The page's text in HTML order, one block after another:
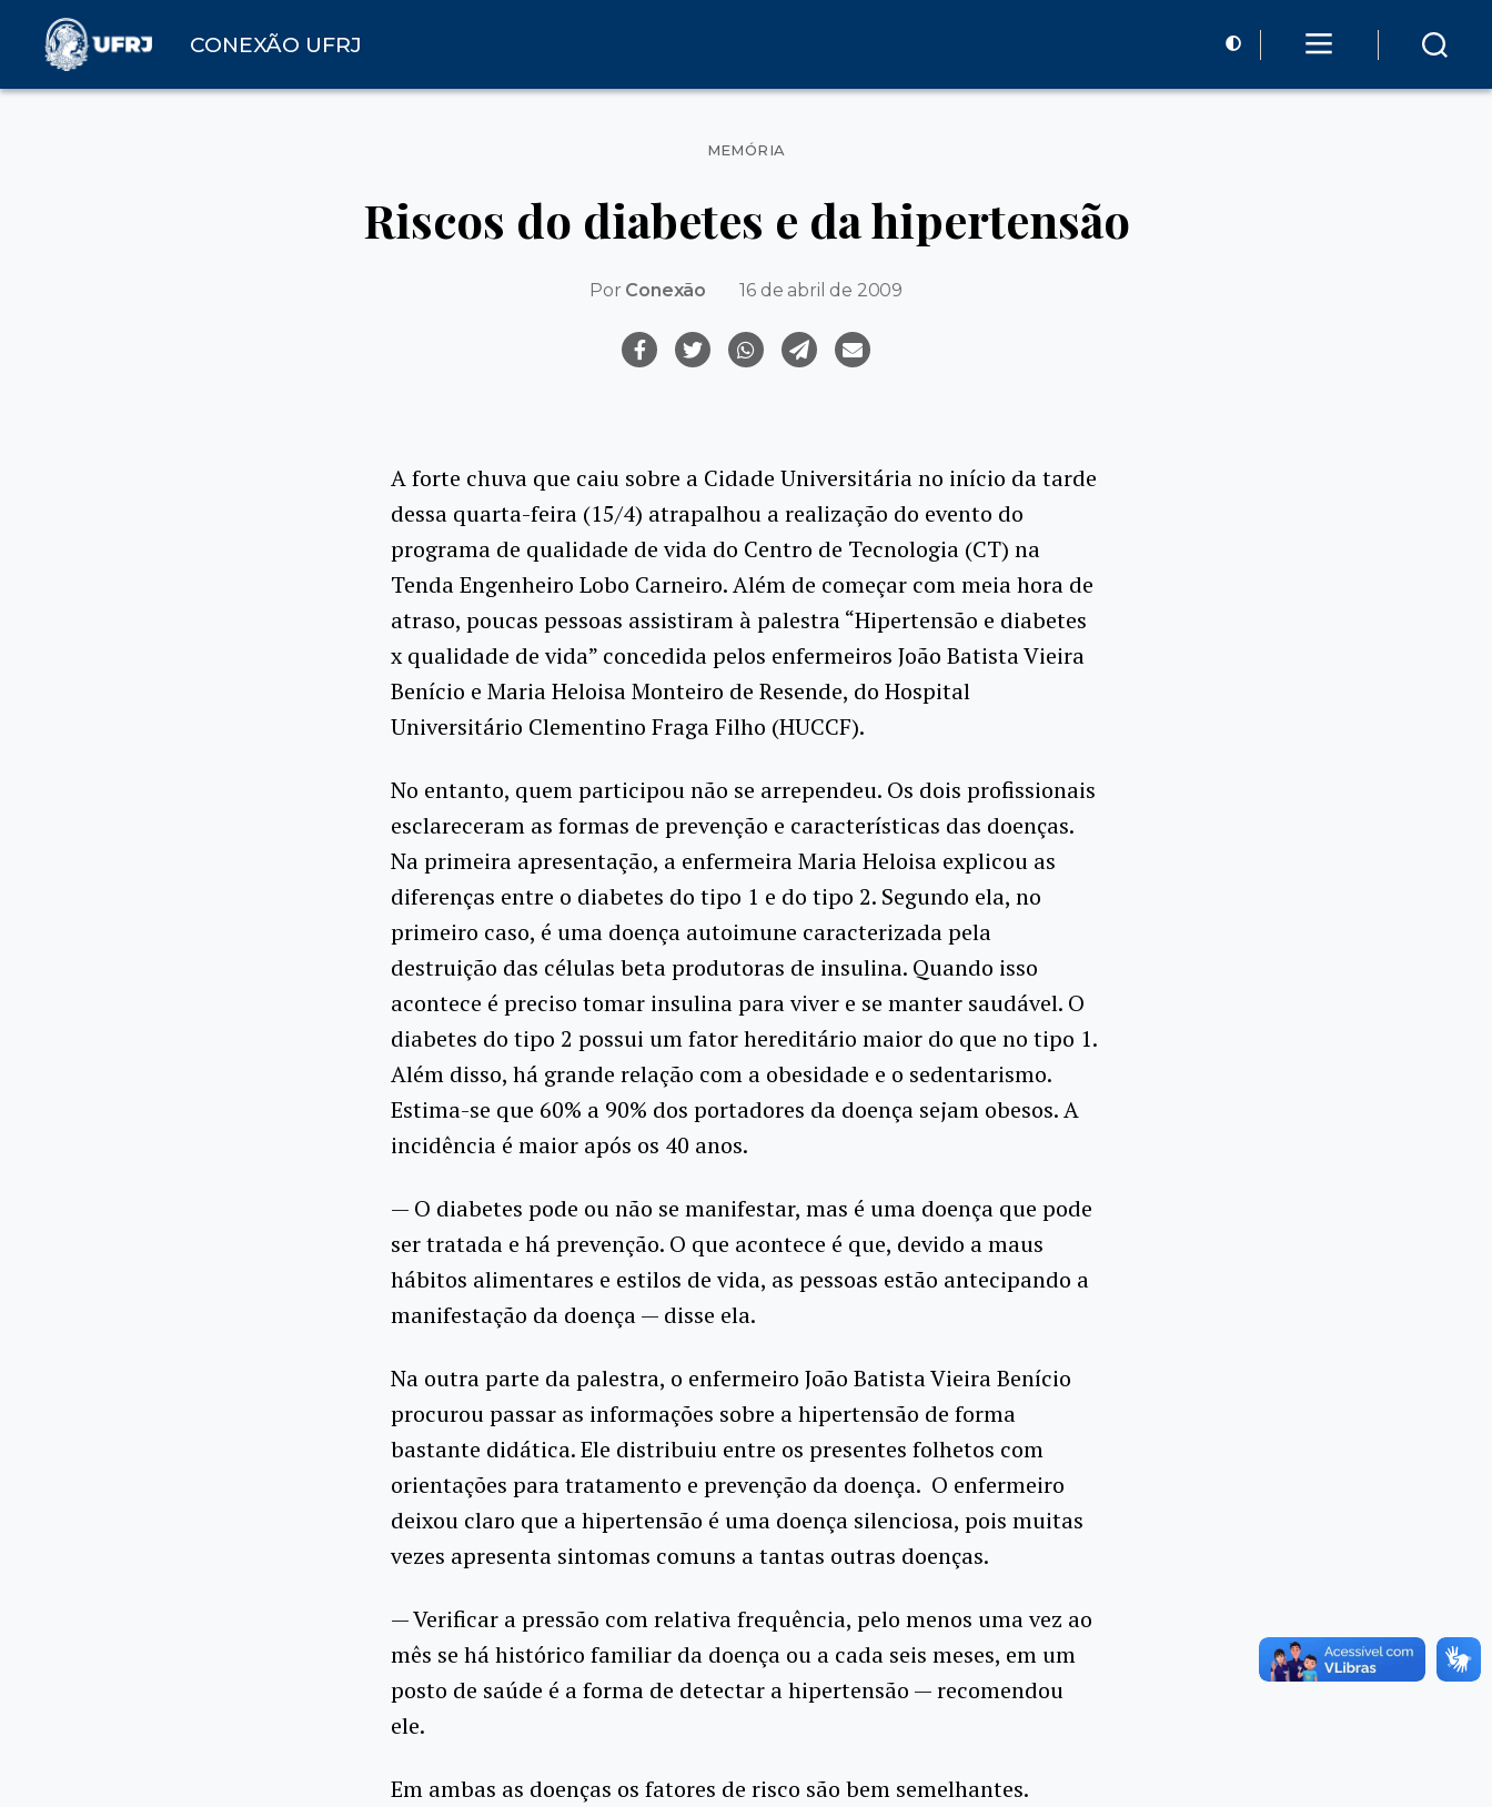
CONEXÃO UFRJ
Categorias
MEMÓRIA
Riscos do diabetes e da hipertensão
Por Conexão 16 de abril de 2009
A forte chuva que caiu sobre a Cidade Universitária no início da tarde
dessa quarta-feira (15/4) atrapalhou a realização do evento do
programa de qualidade de vida do Centro de Tecnologia (CT) na
Tenda Engenheiro Lobo Carneiro. Além de começar com meia hora de
atraso, poucas pessoas assistiram à palestra “Hipertensão e diabetes
x qualidade de vida” concedida pelos enfermeiros João Batista Vieira
Benício e Maria Heloisa Monteiro de Resende, do Hospital
Universitário Clementino Fraga Filho (HUCCF).
No entanto, quem participou não se arrependeu. Os dois profissionais
esclareceram as formas de prevenção e características das doenças.
Na primeira apresentação, a enfermeira Maria Heloisa explicou as
diferenças entre o diabetes do tipo 1 e do tipo 2. Segundo ela, no
primeiro caso, é uma doença autoimune caracterizada pela
destruição das células beta produtoras de insulina. Quando isso
acontece é preciso tomar insulina para viver e se manter saudável. O
diabetes do tipo 2 possui um fator hereditário maior do que no tipo 1.
Além disso, há grande relação com a obesidade e o sedentarismo.
Estima-se que 60% a 90% dos portadores da doença sejam obesos. A
incidência é maior após os 40 anos.
— O diabetes pode ou não se manifestar, mas é uma doença que pode
ser tratada e há prevenção. O que acontece é que, devido a maus
hábitos alimentares e estilos de vida, as pessoas estão antecipando a
manifestação da doença — disse ela.
Na outra parte da palestra, o enfermeiro João Batista Vieira Benício
procurou passar as informações sobre a hipertensão de forma
bastante didática. Ele distribuiu entre os presentes folhetos com
orientações para tratamento e prevenção da doença. O enfermeiro
deixou claro que a hipertensão é uma doença silenciosa, pois muitas
vezes apresenta sintomas comuns a tantas outras doenças.
— Verificar a pressão com relativa frequência, pelo menos uma vez ao
mês se há histórico familiar da doença ou a cada seis meses, em um
posto de saúde é a forma de detectar a hipertensão — recomendou
ele.
Em ambas as doenças os fatores de risco são bem semelhantes.